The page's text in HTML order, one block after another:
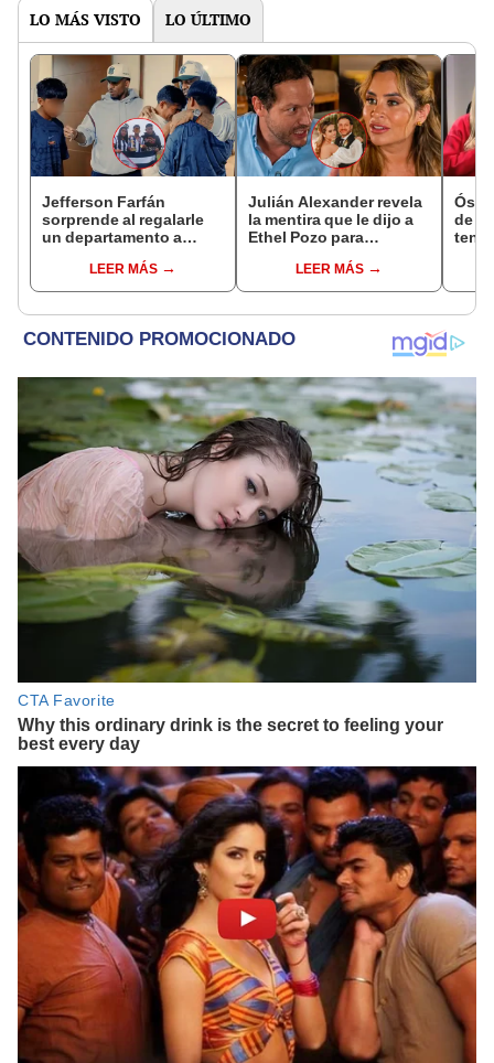
LO MÁS VISTO LO ÚLTIMO
Jefferson Farfán
sorprende al regalarle
un departamento a
fútbol: "Lo hago de
corazón"
LEER MÁS
Julián Alexander revela
la mentira que le dijo a
Ethel Pozo para
hubiéramos salido”
LEER MÁS
de